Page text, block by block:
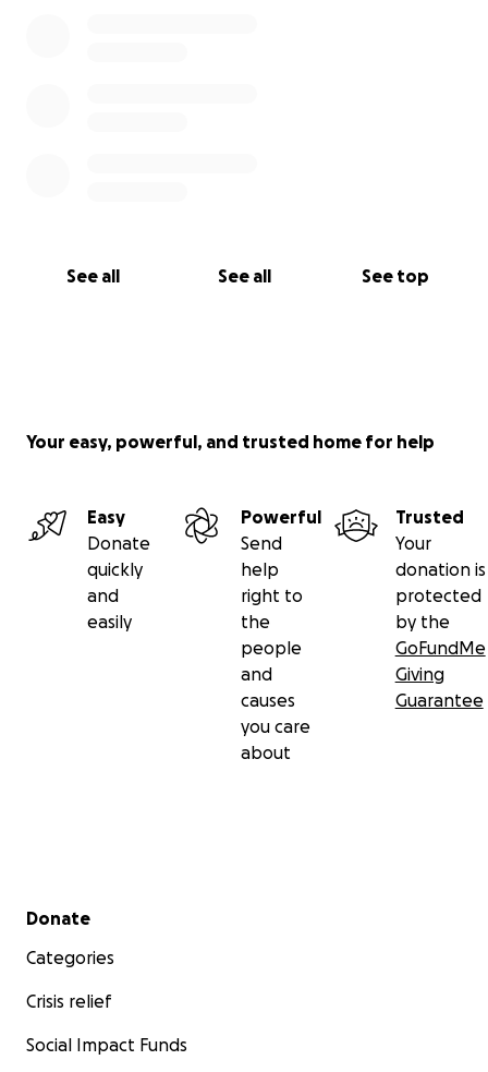
See all See all See top
Your easy, powerful, and trusted home for help
Easy
Donate
quickly
and
easily
Powerful
Send
help
right to
the
people
and
causes
you care
about
Trusted
Your
donation is
protected
by the
GoFundMe
Giving
Guarantee
Secondary menu
Donate
Categories
Crisis relief
Social Impact Funds